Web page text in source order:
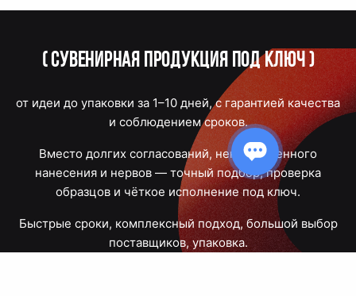
(Сувенирная продукция под ключ)
от идеи до упаковки за 1–10 дней, с гарантией качества
и соблюдением сроков.
Вместо долгих согласований, некачественного
нанесения и нервов — точный подбор, проверка
образцов и чёткое исполнение под ключ.
Быстрые сроки, комплексный подход, большой выбор
поставщиков, упаковка.